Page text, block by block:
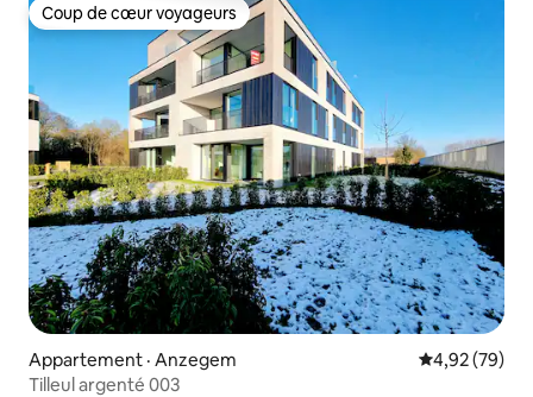
Coup de cœur voyageurs
Coup de cœur voyageurs
Appartement · Anzegem Note
4,92 (79)
Tilleul argenté 003